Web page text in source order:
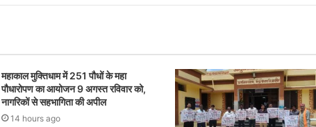
महाकाल मुक्तिधाम में 251 पौधों के महा
पौधारोपण का आयोजन 9 अगस्त रविवार को,
नागरिकों से सहभागिता की अपील
14 hours ago